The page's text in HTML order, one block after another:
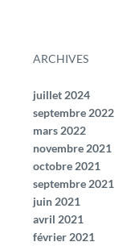
ARCHIVES
juillet 2024
septembre 2022
mars 2022
novembre 2021
octobre 2021
septembre 2021
juin 2021
avril 2021
février 2021